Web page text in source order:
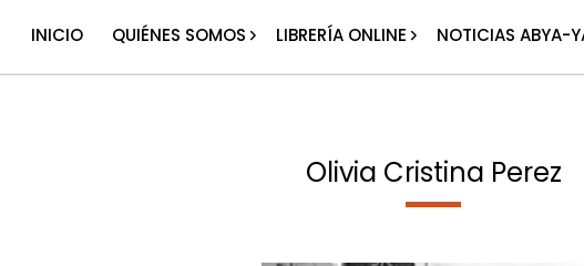
INICIO QUIÉNES SOMOS LIBRERÍA ONLINE NOTICIAS ABYA-
Olivia Cristina Perez